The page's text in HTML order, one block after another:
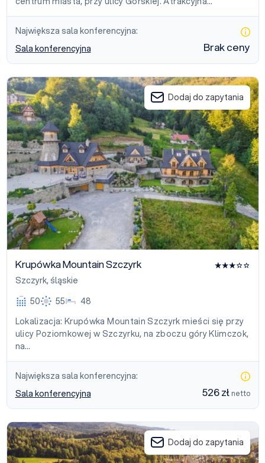
Największa sala konferencyjna:
Sala konferencyjna
Brak ceny
Krupówka Mountain Szczyrk
Dodaj do zapytania
Krupówka Mountain Szczyrk
Szczyrk, śląskie
50
55
48
Lokalizacja: Krupówka Mountain Szczyrk mieści się przy
ulicy Poziomkowej w Szczyrku, na zboczu góry Klimczok,
na…
Największa sala konferencyjna:
Sala konferencyjna
526 zł netto
Novy Szczyrk Aparthotel
Dodaj do zapytania